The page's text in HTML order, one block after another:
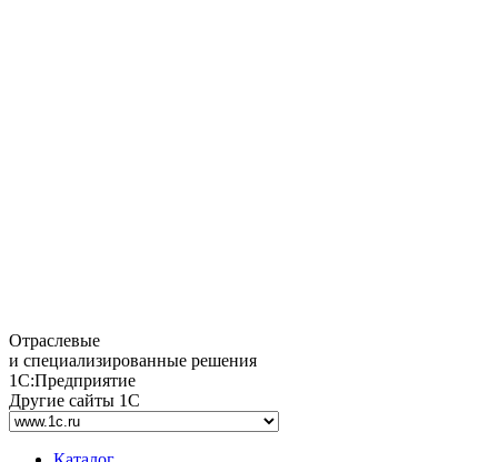
Отраслевые
и специализированные решения
1С:Предприятие
Другие сайты 1С